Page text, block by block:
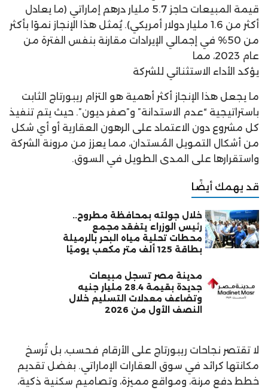
قيمة المبيعات حاجز 5.7 مليار درهم إماراتي (ما يعادل
أكثر من 1.6 مليار دولار أمريكي). يُمثل هذا الإنجاز نموًا بأكثر
من 50% في إجمالي الإيرادات مقارنة بنفس الفترة من
عام 2023، مما
يؤكد الأداء الاستثنائي للشركة
ما يجعل هذا الإنجاز أكثر أهمية هو التزام ريبورتاج الثابت
باستراتيجية “عدم الاستدانة” و”صفر ديون”. حيث يتم تنفيذ
كل مشروع دون الاعتماد على الرهون العقارية أو أي شكل
من أشكال التمويل المُستدان، مما يعزز من مرونة الشركة
واستقرارها على المدى الطويل في السوق.
قد يهمك أيضًا
خلال جولته بمحافظة مطروح..
رئيس الوزراء يتفقد مجمع
محطات تحلية مياه البحر بالرميلة
بطاقة 125 ألف متر مكعب يوميًا
مدينة مصر تسجل مبيعات
جديدة بقيمة 28.4 مليار جنيه
وتضاعف معدلات التسليم خلال
النصف الأول من 2026
لا تقتصر نجاحات ريبورتاج على الأرقام فحسب، بل تُرسخ
مكانتها كرائد في سوق العقارات الإماراتي. بفضل تقديم
خطط دفع مرنة، ومواقع مميزة، وتصاميم سكنية ذكية،